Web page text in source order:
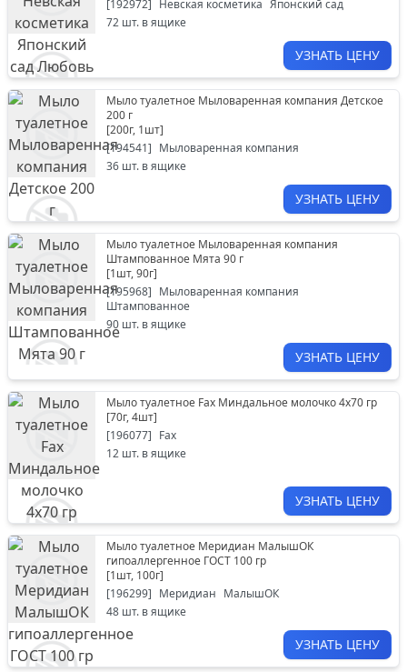
[192972] Невская косметика Японский сад
72 шт. в ящике
УЗНАТЬ ЦЕНУ
Мыло туалетное Мыловаренная компания Детское
200 г
[200г, 1шт]
[194541] Мыловаренная компания
36 шт. в ящике
УЗНАТЬ ЦЕНУ
Мыло туалетное Мыловаренная компания
Штампованное Мята 90 г
[1шт, 90г]
[195968] Мыловаренная компания
Штампованное
90 шт. в ящике
УЗНАТЬ ЦЕНУ
Мыло туалетное Fax Миндальное молочко 4х70 гр
[70г, 4шт]
[196077] Fax
12 шт. в ящике
УЗНАТЬ ЦЕНУ
Мыло туалетное Меридиан МалышОК
гипоаллергенное ГОСТ 100 гр
[1шт, 100г]
[196299] Меридиан МалышОК
48 шт. в ящике
УЗНАТЬ ЦЕНУ